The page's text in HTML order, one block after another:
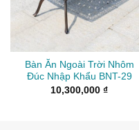
Bàn Ăn Ngoài Trời Nhôm
Đúc Nhập Khẩu BNT-29
10,300,000 ₫